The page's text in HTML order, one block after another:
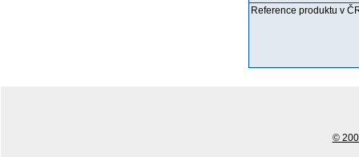
Reference produktu v
©